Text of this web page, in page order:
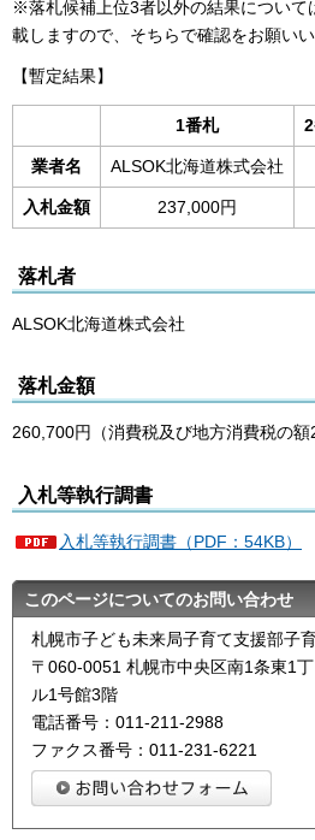
※落札候補上位3者以外の結果について
載しますので、そちらで確認をお願いい
【暫定結果】
1番札
業者名 ALSOK北海道株式会社
入札金額 237,000円
落札者
ALSOK北海道株式会社
落札金額
260,700円（消費税及び地方消費税の額
入札等執行調書
入札等執行調書（PDF：54KB）
このページについてのお問い合わせ
札幌市子ども未来局子育て支援部子
〒060-0051 札幌市中央区南1条東1
ル1号館3階
電話番号：011-211-2988
ファクス番号：011-231-6221